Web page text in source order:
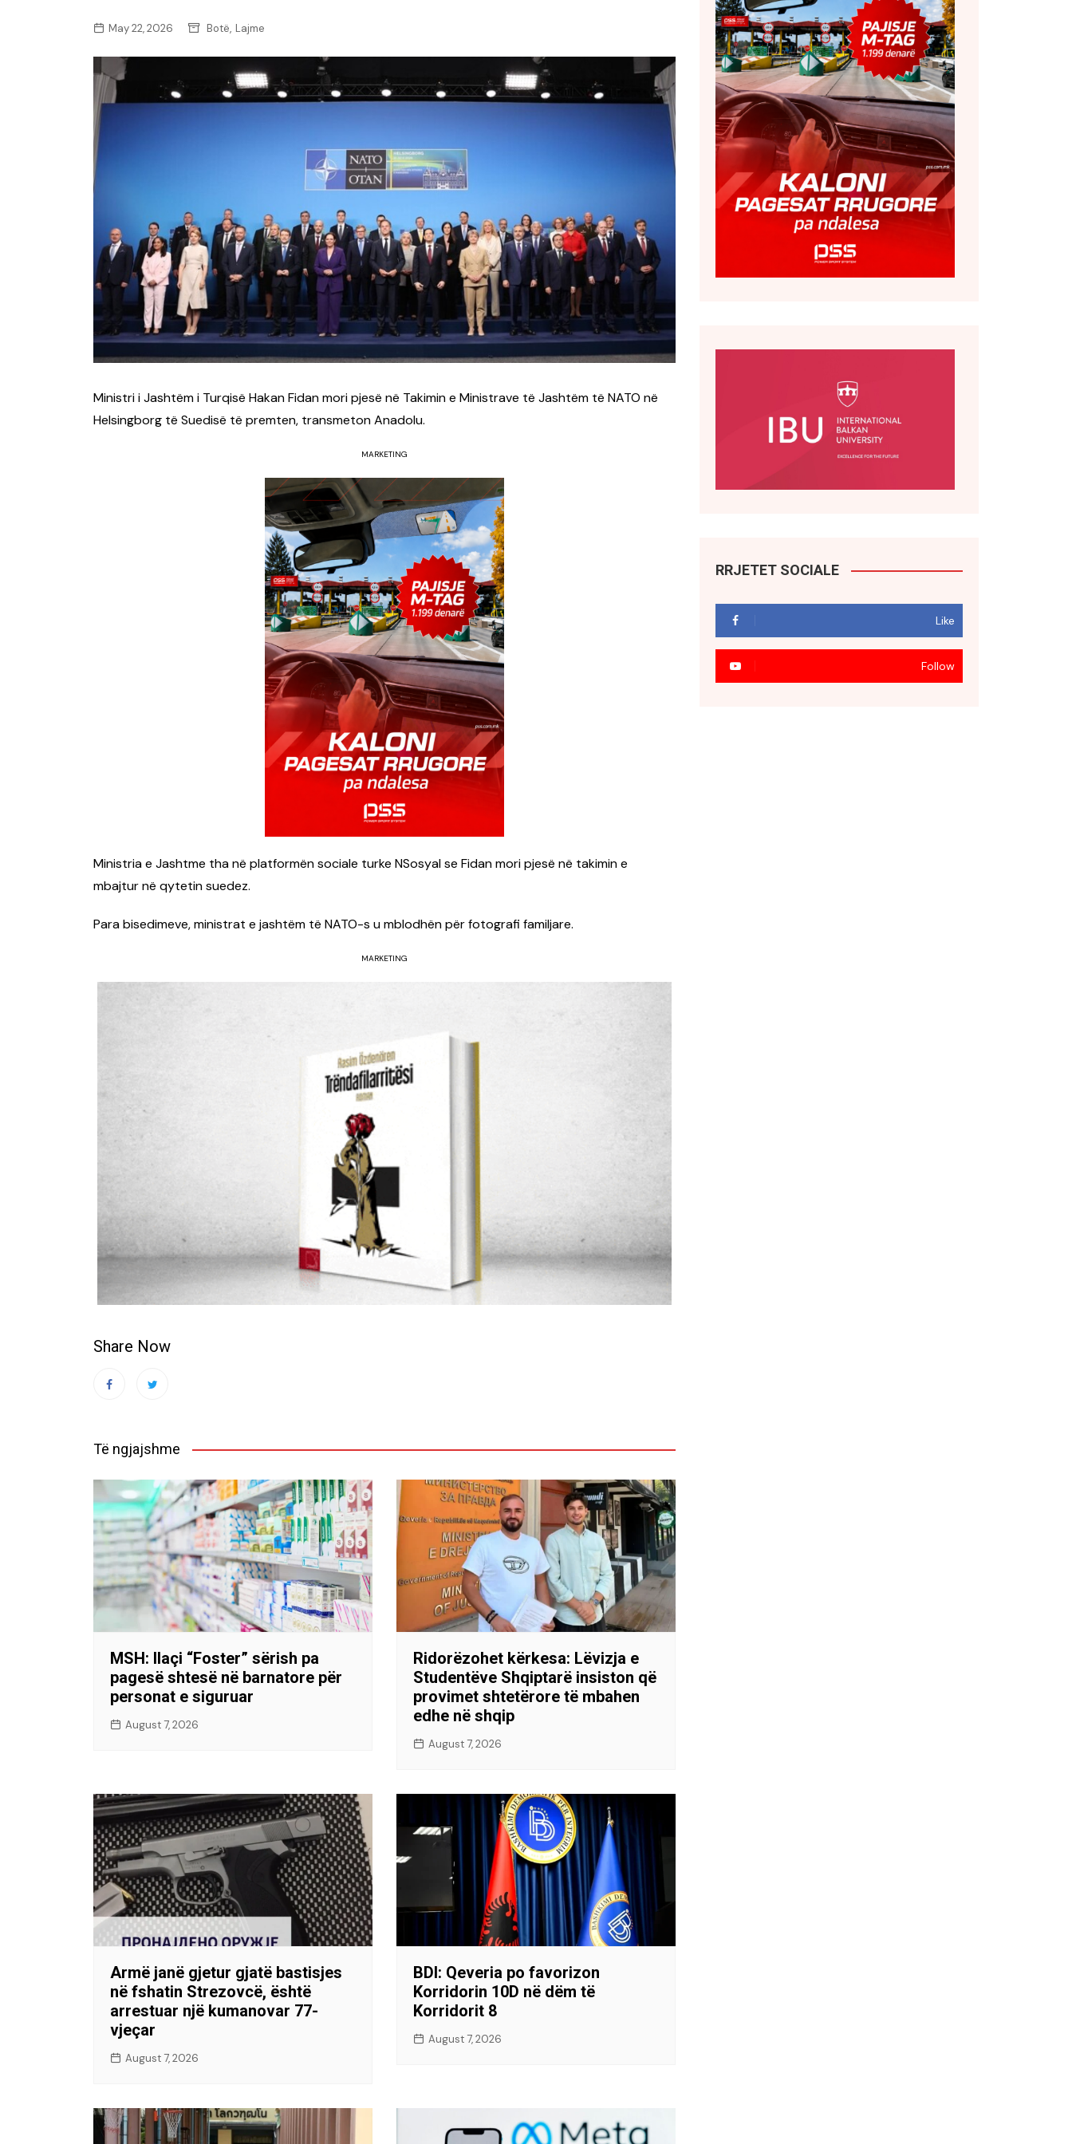
INTERVISTA EMISION
KONAKU
RECETA E DITES
RELAKS
RETRO JAVORE
May 22, 2026 Botë, Lajme
Ministri i Jashtëm i Turqisë Hakan Fidan mori pjesë në Takimin e Ministrave të Jashtëm të NATO në
Helsingborg të Suedisë të premten, transmeton Anadolu.
MARKETING
Ministria e Jashtme tha në platformën sociale turke NSosyal se Fidan mori pjesë në takimin e
mbajtur në qytetin suedez.
Para bisedimeve, ministrat e jashtëm të NATO-s u mblodhën për fotografi familjare.
MARKETING
Share Now
Të ngjajshme
MSH: Ilaçi “Foster” sërish pa
pagesë shtesë në barnatore për
personat e siguruar
August 7, 2026
Ridorëzohet kërkesa: Lëvizja e
Studentëve Shqiptarë insiston që
provimet shtetërore të mbahen
edhe në shqip
August 7, 2026
Armë janë gjetur gjatë bastisjes
në fshatin Strezovcë, është
arrestuar një kumanovar 77-
vjeçar
August 7, 2026
BDI: Qeveria po favorizon
Korridorin 10D në dëm të
Korridorit 8
August 7, 2026
RRJETET SOCIALE
Like
Follow